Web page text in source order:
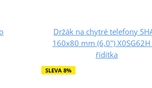
Držák na chytré telefony
160x80 mm (6,0") X0SG62H
řídítka
SLEVA 8%